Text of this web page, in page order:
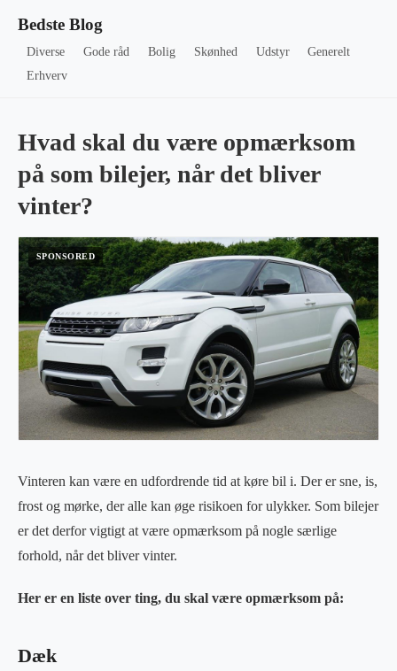
Bedste Blog
Diverse Gode råd Bolig Skønhed Udstyr
Generelt
Erhverv
Hvad skal du være opmærksom
på som bilejer, når det bliver
vinter?
Vinteren kan være en udfordrende tid at køre bil i. Der er sne, is,
frost og mørke, der alle kan øge risikoen for ulykker. Som bilejer
er det derfor vigtigt at være opmærksom på nogle særlige
forhold, når det bliver vinter.
Her er en liste over ting, du skal være opmærksom på:
Dæk